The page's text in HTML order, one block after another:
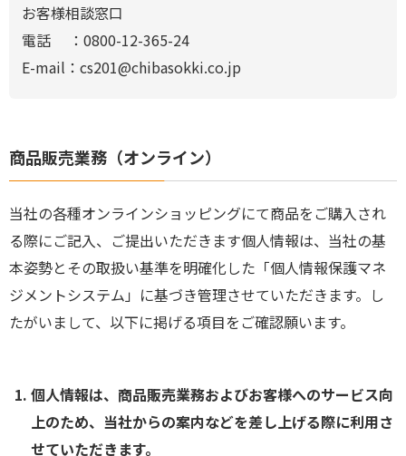
お客様相談窓口
電話 ：0800-12-365-24
E-mail：cs201@chibasokki.co.jp
商品販売業務（オンライン）
当社の各種オンラインショッピングにて商品をご購入され
る際にご記入、ご提出いただきます個人情報は、当社の基
本姿勢とその取扱い基準を明確化した「個人情報保護マネ
ジメントシステム」に基づき管理させていただきます。し
たがいまして、以下に掲げる項目をご確認願います。
個人情報は、商品販売業務およびお客様へのサービス向
上のため、当社からの案内などを差し上げる際に利用さ
せていただきます。